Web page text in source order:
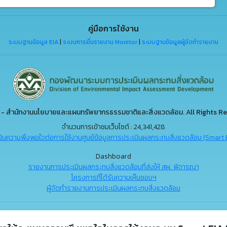
คู่มือการใช้งาน
ระบบฐานข้อมูล EIA ระบบการยื่นรายงาน Monitor ระบบฐานข้อมูลผู้จัดทำรายงาน
สำนักงานนโยบายและแผนทรัพยากรธรรมชาติและสิ่งแวดล้อม. All Rights
จำนวนการเข้าชมเว็บไซต์ : 24,341,428
นความพึงพอใจต่อการใช้งานศูนย์ข้อมูลการประเมินผลกระทบสิ่งแวดล้อม (Smart
Dashboard
รายงานการประเมินผลกระทบสิ่งแวดล้อมที่ส่งให้ สผ. พิจารณา
โครงการที่ได้รับความเห็นชอบฯ
ผู้จัดทำรายงานการประเมินผลกระทบสิ่งแวดล้อม